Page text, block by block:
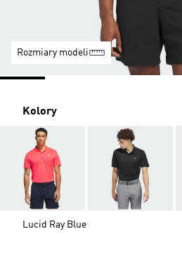
Rozmiary modeli
Kolory
Lucid Ray Blue